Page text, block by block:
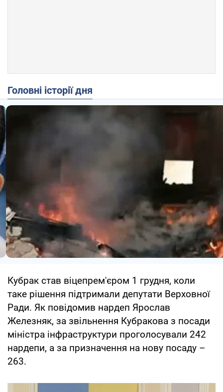
Головні історії дня
Кубрак став віцепрем'єром 1 грудня, коли
таке рішення підтримали депутати Верховної
Ради. Як повідомив нардеп Ярослав
Железняк, за звільнення Кубракова з посади
міністра інфраструктури проголосували 242
нардепи, а за призначення на нову посаду –
263.